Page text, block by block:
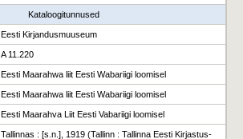
Kataloogitunnused
Eesti Kirjandusmuuseum
A 11.220
Eesti Maarahwa liit Eesti Wabariigi loomisel
Eesti Maarahwa liit Eesti Wabariigi loomisel
Eesti Maarahva Liit Eesti Vabariigi loomisel
Tallinnas : [s.n.], 1919 (Tallinn : Tallinna Eesti Kirjastus-